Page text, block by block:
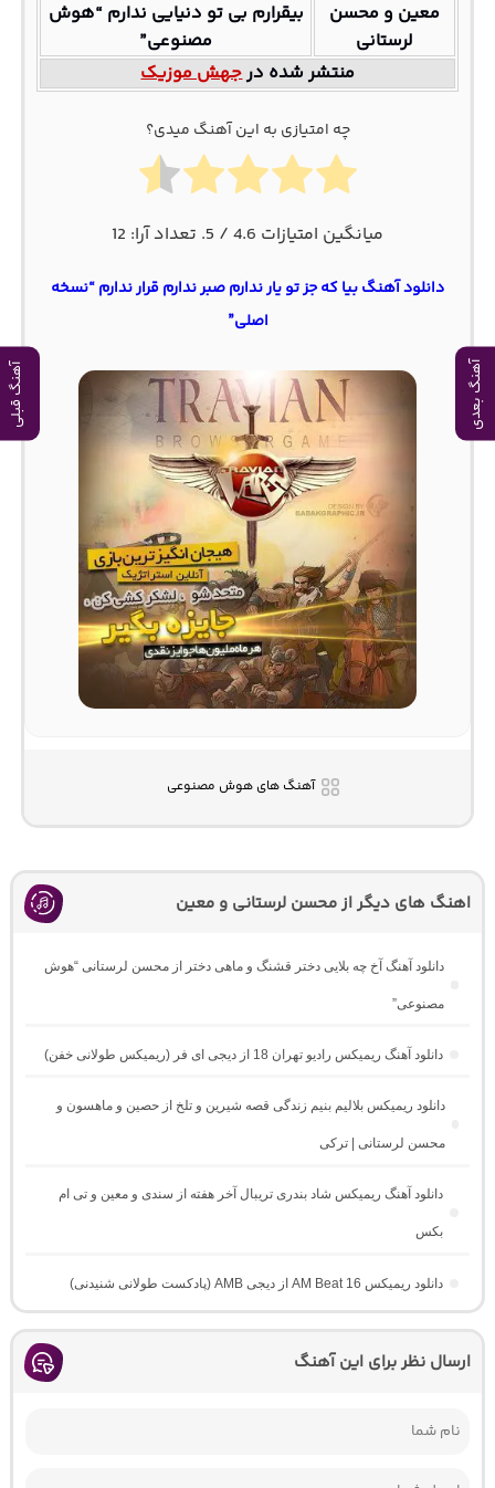
آهنگ بعدی آهنگ قبلی
معین و محسن
لرستانی
ﺑﻴﻘﺮارم ﺑﻰ ﺗﻮ دﻧﻴﺎﻳﻰ ﻧﺪارم “هوش
مصنوعی”
منتشر شده درجهش موزیک
چه امتیازی به این آهنگ میدی؟
میانگین امتیازات 4.6 / 5. تعداد آرا: 12
دانلود آهنگ بیا که جز تو یار ندارم صبر ندارم قرار ندارم “نسخه
اصلی”
آهنگ های هوش مصنوعی
اهنگ های دیگر از محسن لرستانی و معین
دانلود آهنگ آخ چه بلایی دختر قشنگ و ماهی دختر از محسن لرستانی “هوش
مصنوعی”
دانلود آهنگ ریمیکس رادیو تهران 18 از دیجی ای فر (ریمیکس طولانی خفن)
دانلود ریمیکس بلالیم بنیم زندگی قصه شیرین و تلخ از حصین و ماهسون و
محسن لرستانی | ترکی
دانلود آهنگ ریمیکس شاد بندری تریبال آخر هفته از سندی و معین و تی ام
بکس
دانلود ریمیکس AM Beat 16 از دیجی AMB (پادکست طولانی شنیدنی)
ارسال نظر برای این آهنگ